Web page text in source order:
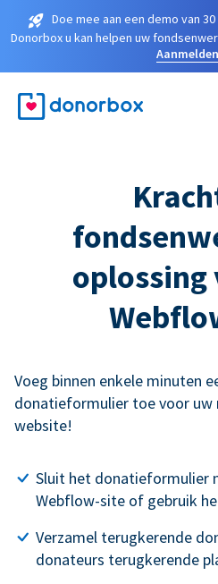
Doe mee aan een demo van
Donorbox u kan helpen uw
Aanmelden
oplossing
Voeg binnen enkele minuten
donatieformulier toe voor
website!
Sluit het donatieformulier
Webflow-site of gebruik
Verzamel terugkerende
donateurs terugkerende